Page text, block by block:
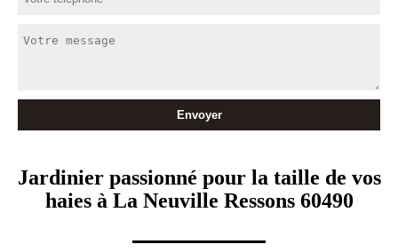
Jardinier passionné pour la taille de vos
haies à La Neuville Ressons 60490